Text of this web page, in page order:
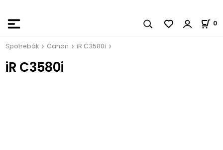
0
Spotrebák Canon iR C3580i
iR C3580i